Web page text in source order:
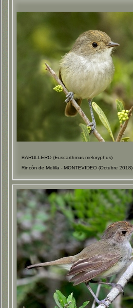
BARULLERO (Euscarthmus meloryphus)
Rincòn de Melilla - MONTEVIDEO (Octubre 2018)